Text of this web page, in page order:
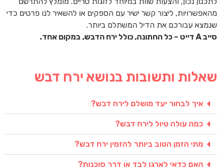
מהאפשרויות, ליצור קשר ישיר עם הספקים או להשאיר לנו פרטים כדי
שנמצא עבורכם את הדיל המשתלם ביותר.
סייב A דייט – כל החתונה, כולל ירח הדבש, במקום אחד.
שאלות ותשובות בנושא ירח דבש
איך לבחור יעד מושלם לירח דבש?
כמה עולה טיול לירח דבש?
מתי הזמן הטוב ביותר להזמין ירח דבש?
האם כדאי לארגן לבד או דרך סוכנות?